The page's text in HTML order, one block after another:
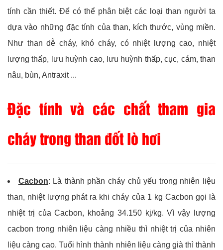
tính cần thiết. Để có thể phân biệt các loại than người ta
dựa vào những đặc tính của than, kích thước, vùng miền.
Như than dễ cháy, khó cháy, có nhiệt lượng cao, nhiệt
lượng thấp, lưu huỳnh cao, lưu huỳnh thấp, cục, cám, than
nâu, bùn, Antraxit ...
Đặc tính và các chất tham gia
cháy trong than đốt lò hơi
Cacbon: Là thành phần cháy chủ yếu trong nhiên liệu
than, nhiệt lượng phát ra khi cháy của 1 kg Cacbon gọi là
nhiệt trị của Cacbon, khoảng 34.150 kj/kg. Vì vậy lượng
cacbon trong nhiên liệu càng nhiều thì nhiệt trị của nhiên
liệu càng cao. Tuổi hình thành nhiên liệu càng già thì thành